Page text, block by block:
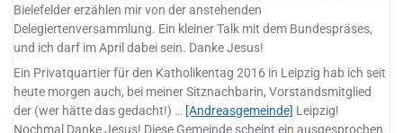
Bielefelder erzählen mir von der anstehenden
Delegiertenversammlung. Ein kleiner Talk mit dem Bundespräses,
und ich darf im April dabei sein. Danke Jesus!
Ein Privatquartier für den Katholikentag 2016 in Leipzig hab ich seit
heute morgen auch, bei meiner Sitznachbarin, Vorstandsmitglied
der (wer hätte das gedacht!) … [Andreasgemeinde] Leipzig!
Nochmal Danke Jesus! Diese Gemeinde scheint ein ausgesprochen